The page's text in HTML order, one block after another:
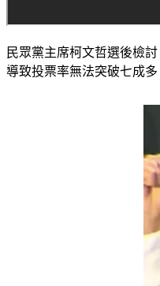
民眾黨主席柯文哲選後檢
導致投票率無法突破七成多